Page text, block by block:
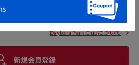
Daytona Park Clubについて
新規会員登録